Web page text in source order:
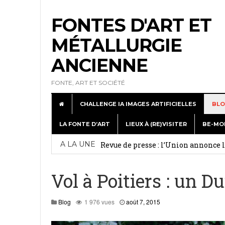
FONTES D'ART ET
MÉTALLURGIE
ANCIENNE
FONTE, ART ET SOCIÉTÉ
CHALLENGE IA IMAGES ARTIFICIELLES
LA FONTE D’ART LIEUX À (RE)VISITER BE-
A LA UNE
Exposition de Dommartin-le-Franc
Revue de presse : l’Union
A la journée Portes Ouvertes à
juillet 5, 2026
Vol à Poitiers : un
Blog 1 976 vues août 7, 2015